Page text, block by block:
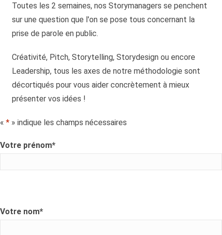
Toutes les 2 semaines, nos Storymanagers se penchent
sur une question que l'on se pose tous concernant la
prise de parole en public.
Créativité, Pitch, Storytelling, Storydesign ou encore
Leadership, tous les axes de notre méthodologie sont
décortiqués pour vous aider concrètement à mieux
présenter vos idées !
« * » indique les champs nécessaires
Votre prénom*
Votre nom*